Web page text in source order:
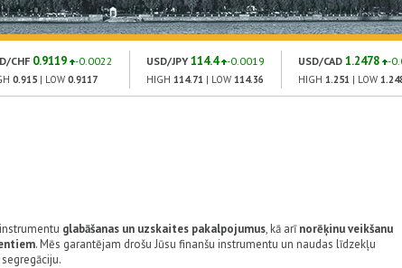
CHF 0.9119 -0.0022
0.915 | LOW 0.9117
USD/JPY 114.4 -0.0019
HIGH 114.71 | LOW 114.36
USD/CAD 1.2478 -
HIGH 1.251 | LOW
glabāšanas un uzskaites pakalpojumus, kā arīnorēķinu veikšanu
. Mēs garantējam drošu Jūsu finanšu instrumentu un naudas līdzekļu